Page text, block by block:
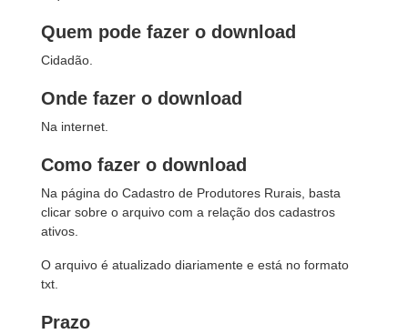
Quem pode fazer o download
Cidadão.
Onde fazer o download
Na internet.
Como fazer o download
Na página do Cadastro de Produtores Rurais, basta
clicar sobre o arquivo com a relação dos cadastros
ativos.
O arquivo é atualizado diariamente e está no formato
txt.
Prazo